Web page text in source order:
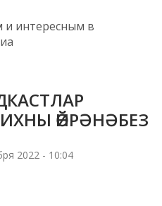
интересным в
ӨЙРӘНӘБЕЗ
2022 - 10:04